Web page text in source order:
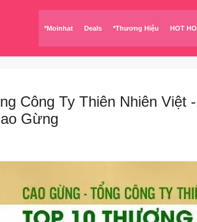
*Moinhat Deals *Thương Hiệu HOT
Công Ty Thiên Nhiên
Gừng